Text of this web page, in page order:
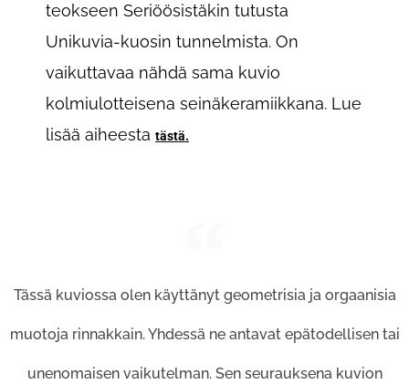
teokseen Seriöösistäkin tutusta
Unikuvia-kuosin tunnelmista. On
vaikuttavaa nähdä sama kuvio
kolmiulotteisena seinäkeramiikkana. Lue
lisää aiheesta tästä.
Tässä kuviossa olen käyttänyt geometrisia ja orgaanisia
muotoja rinnakkain. Yhdessä ne antavat epätodellisen tai
unenomaisen vaikutelman. Sen seurauksena kuvion